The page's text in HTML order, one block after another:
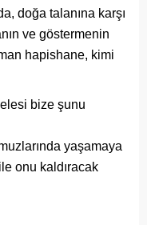
doğa talanına karşı
ve göstermenin
hapishane, kimi
bize şunu
yaşamaya
onu kaldıracak